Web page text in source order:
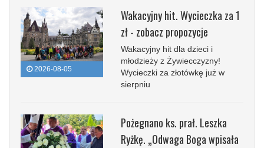
2026-08-05
Wakacyjny hit. Wycieczka za 1
zł - zobacz propozycje
Wakacyjny hit dla dzieci i
młodzieży z Żywiecczyzny!
Wycieczki za złotówkę już w
sierpniu
Pożegnano ks. prał. Leszka
Ryżkę. „Odwaga Boga wpisała